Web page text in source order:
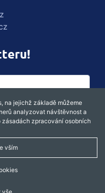
obnovit
na jejichž základě můžeme
analyzovat návštěvnost a
zpracování osobních
vším